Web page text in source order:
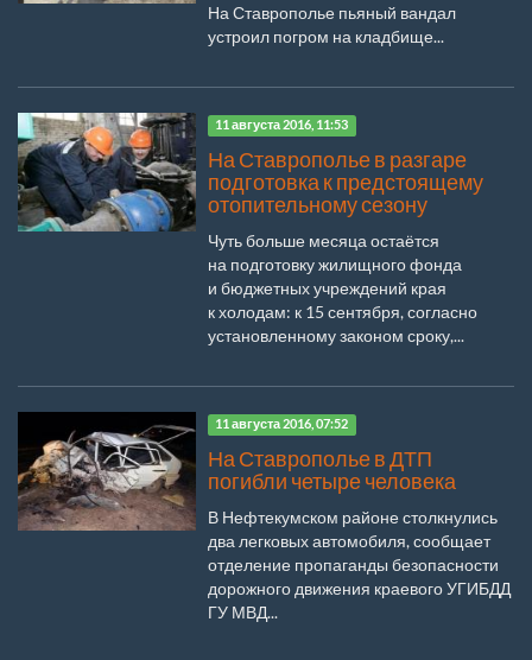
На Ставрополье пьяный вандал
устроил погром на кладбище...
11 августа 2016, 11:53
На Ставрополье в разгаре
подготовка к предстоящему
отопительному сезону
Чуть больше месяца остаётся
на подготовку жилищного фонда
и бюджетных учреждений края
к холодам: к 15 сентября, согласно
установленному законом сроку,...
11 августа 2016, 07:52
На Ставрополье в ДТП
погибли четыре человека
В Нефтекумском районе столкнулись
два легковых автомобиля, сообщает
отделение пропаганды безопасности
дорожного движения краевого УГИБДД
ГУ МВД...